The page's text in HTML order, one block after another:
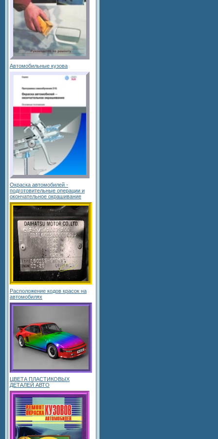
Автомобильные кузова
Окраска автомобилей -
подготовительные операции и
окончательное окрашивание
Расположение кодов красок на
автомобилях
ЦВЕТА ПЛАСТИКОВЫХ
ДЕТАЛЕЙ АВТО